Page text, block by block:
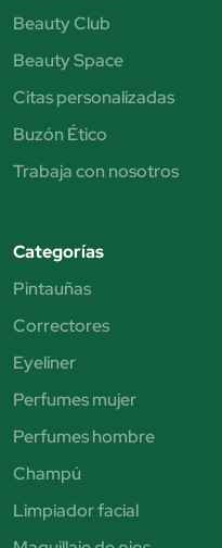
Beauty Club
Beauty Space
Citas personalizadas
Buzón Ético
Trabaja con nosotros
Categorías
Pintauñas
Correctores
Eyeliner
Perfumes mujer
Perfumes hombre
Champú
Limpiador facial